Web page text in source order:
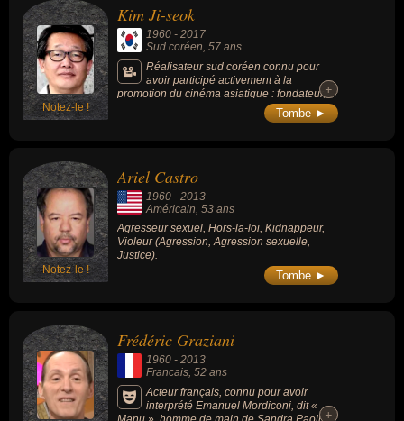
et joué en club à Fenerbahçe et en France, à
Nîmes (13 buts en 24 matches lors de la
saison 1989-1990).
Notez-le !
Kim Ji-seok
1960 - 2017
Sud coréen, 57 ans
Réalisateur sud coréen connu pour
avoir participé activement à la
promotion du cinéma asiatique : fondateur,
directeur adjoint et programmateur engagé
du Festival du film de Busan créé en 1996.
+
+
Tombe ►
Notez-le !
Ariel Castro
1960 - 2013
Américain, 53 ans
Agresseur sexuel, Hors-la-loi, Kidnappeur,
Violeur (Agression, Agression sexuelle,
Justice).
Tombe ►
Frédéric Graziani
1960 - 2013
Francais, 52 ans
Acteur français, connu pour avoir
interprété Emanuel Mordiconi, dit «
+
+